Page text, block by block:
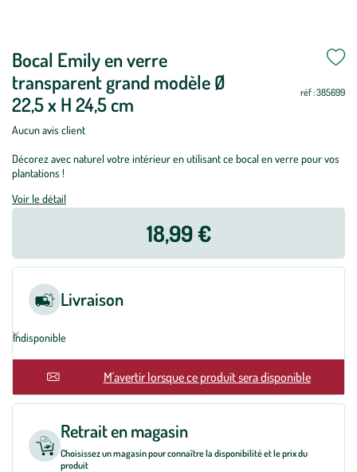
Bocal Emily en verre
transparent grand modèle Ø
22,5 x H 24,5 cm
réf : 385699
Aucun avis client
Décorez avec naturel votre intérieur en utilisant ce bocal en verre pour vos
plantations !
Voir le détail
18,99 €
Livraison
Indisponible
En rupture M'avertir lorsque ce produit sera disponible
Retrait en magasin
Choisissez un magasin pour connaître la disponibilité et le prix du
produit